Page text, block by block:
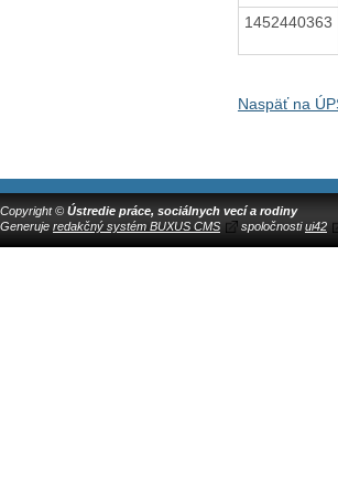
1452440363
Naspäť na
Copyright © Ústredie práce, sociálnych vecí a rodiny
Generuje redakčný systém BUXUS CMS spoločnostiui42